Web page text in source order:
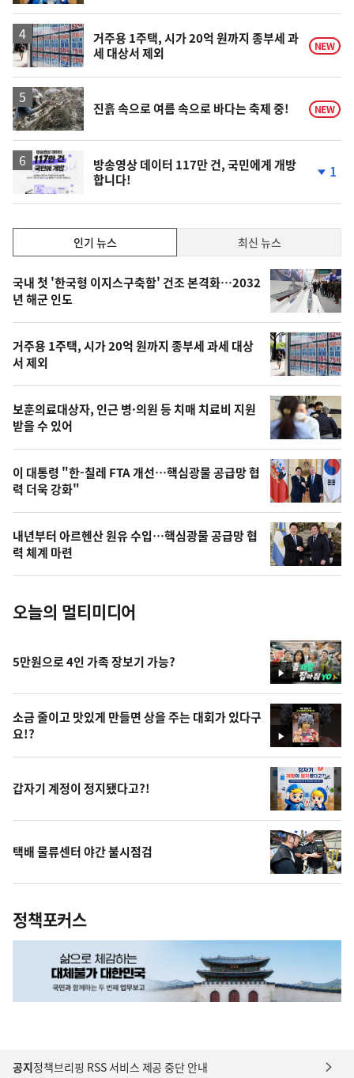
락
거주용 1주택, 시가 20억 원까지 종부세 과
세 대상서 제외
NEW
진흙 속으로 여름 속으로 바다는 축제 중! NEW
방송영상 데이터 117만 건, 국민에게 개방
합니다!
락
1
기,
최
신,
늘
의
영
상
오
늘
사
진
인기 뉴스 최신 뉴스
기
뉴
스
국내 첫 '한국형 이지스구축함' 건조 본격화…2032
년 해군 인도
거주용 1주택, 시가 20억 원까지 종부세 과세 대상
서 제외
보훈의료대상자, 인근 병·의원 등 치매 치료비 지원
받을 수 있어
이 대통령 "한-칠레 FTA 개선…핵심광물 공급망 협
력 더욱 강화"
내년부터 아르헨산 원유 수입…핵심광물 공급망 협
력 체계 마련
오늘의 멀티미디어
영
상
5만원으로 4인 가족 장보기 가능?
영
상
소금 줄이고 맛있게 만들면 상을 주는 대회가 있다구
요!?
갑자기 계정이 정지됐다고?!
택배 물류센터 야간 불시점검
정책포커스
공지정책브리핑 RSS 서비스 제공 중단 안내